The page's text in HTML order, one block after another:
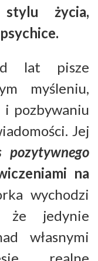
stylu życia,
lat pisze
myśleniu,
i pozbywaniu
Jej
pozytywnego
na
wychodzi
że jedynie
własnymi